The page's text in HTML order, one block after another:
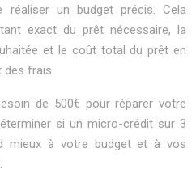
un budget précis. Cela
exact du prêt nécessaire, la
et le coût total du prêt en
des frais.
de 500€ pour réparer votre
si un micro-crédit sur 3
mieux à votre budget et à vos